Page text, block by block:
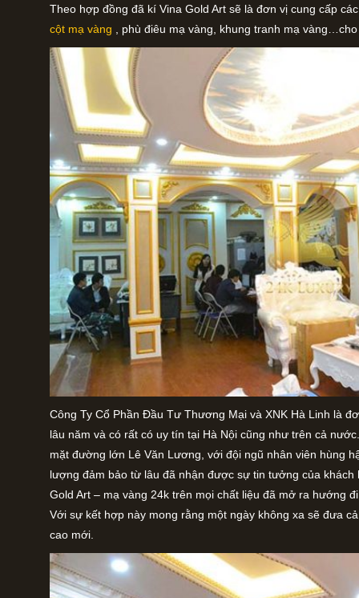
Theo hợp đồng đã kí Vina Gold Art sẽ là đơn vị cung cấp
cột mạ vàng , phù điêu mạ vàng, khung tranh mạ
Công Ty Cổ Phần Đầu Tư Thương Mại và XNK Hà Linh là
lâu năm và có rất có uy tín tại Hà Nội cũng như trên cả
mặt đường lớn Lê Văn Lương, với đội ngũ nhân viên hùng
lượng đảm bảo từ lâu đã nhận được sự tin tưởng của
Gold Art – mạ vàng 24k trên mọi chất liệu đã mở ra hướng
Với sự kết hợp này mong rằng một ngày không xa sẽ đưa
cao mới.